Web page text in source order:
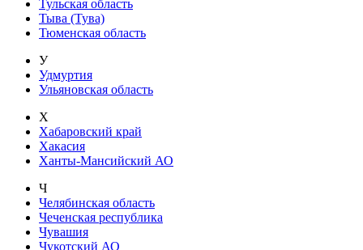
Тульская область
Тыва (Тува)
Тюменская область
У
Удмуртия
Ульяновская область
Х
Хабаровский край
Хакасия
Ханты-Мансийский АО
Ч
Челябинская область
Чеченская республика
Чувашия
Чукотский АО